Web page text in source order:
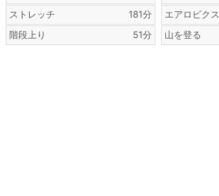
ストレッチ
181分
階段上り
51分
エアロビクス
山を登る